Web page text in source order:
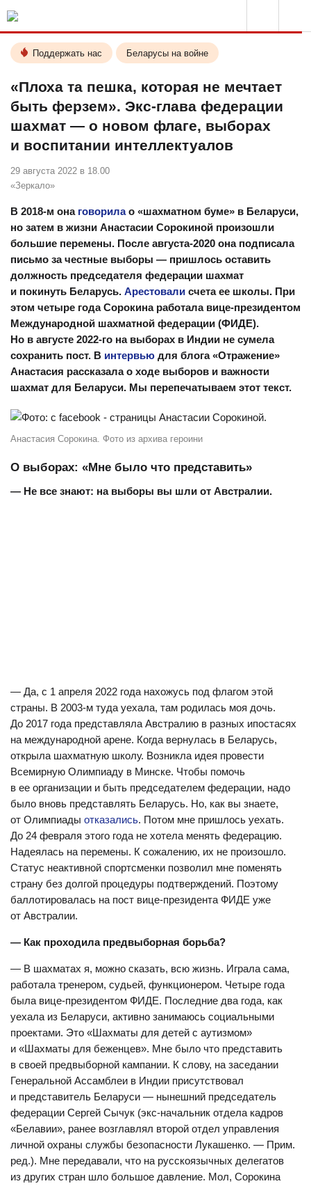
Поддержать нас Беларусы на войне
«Плоха та пешка, которая не мечтает
быть ферзем». Экс-глава федерации
шахмат — о новом флаге, выборах
и воспитании интеллектуалов
29 августа 2022 в 18.00
«Зеркало»
В 2018-м она говорилао «шахматном буме» в Беларуси,
но затем в жизни Анастасии Сорокиной произошли
большие перемены. После августа-2020 она подписала
письмо за честные выборы — пришлось оставить
должность председателя федерации шахмат
и покинуть Беларусь. Арестовали счета ее школы. При
этом четыре года Сорокина работала вице-президентом
Международной шахматной федерации (ФИДЕ).
Но в августе 2022-го на выборах в Индии не сумела
сохранить пост. В интервью для блога «Отражение»
Анастасия рассказала о ходе выборов и важности
шахмат для Беларуси. Мы перепечатываем этот текст.
Анастасия Сорокина. Фото из архива героини
О выборах: «Мне было что представить»
— Не все знают: на выборы вы шли от Австралии.
— Да, с 1 апреля 2022 года нахожусь под флагом этой
страны. В 2003-м туда уехала, там родилась моя дочь.
До 2017 года представляла Австралию в разных ипостасях
на международной арене. Когда вернулась в Беларусь,
открыла шахматную школу. Возникла идея провести
Всемирную Олимпиаду в Минске. Чтобы помочь
в ее организации и быть председателем федерации, надо
было вновь представлять Беларусь. Но, как вы знаете,
от Олимпиады отказались. Потом мне пришлось уехать.
До 24 февраля этого года не хотела менять федерацию.
Надеялась на перемены. К сожалению, их не произошло.
Статус неактивной спортсменки позволил мне поменять
страну без долгой процедуры подтверждений. Поэтому
баллотировалась на пост вице-президента ФИДЕ уже
от Австралии.
— Как проходила предвыборная борьба?
— В шахматах я, можно сказать, всю жизнь. Играла сама,
работала тренером, судьей, функционером. Четыре года
была вице-президентом ФИДЕ. Последние два года, как
уехала из Беларуси, активно занимаюсь социальными
проектами. Это «Шахматы для детей с аутизмом»
и «Шахматы для беженцев». Мне было что представить
в своей предвыборной кампании. К слову, на заседании
Генеральной Ассамблеи в Индии присутствовал
и представитель Беларуси — нынешний председатель
федерации Сергей Сычук (экс-начальник отдела кадров
«Белавии», ранее возглавлял второй отдел управления
личной охраны службы безопасности Лукашенко. — Прим.
ред.). Мне передавали, что на русскоязычных делегатов
из других стран шло большое давление. Мол, Сорокина